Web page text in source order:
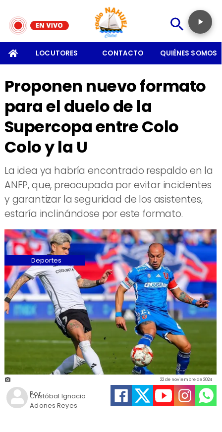
LOCUTORES CONTACTO QUIÉNES SOMOS
Proponen nuevo formato
para el duelo de la
Supercopa entre Colo
Colo y la U
​La idea ya habría encontrado respaldo en la
ANFP, que, preocupada por evitar incidentes
y garantizar la seguridad de los asistentes,
estaría inclinándose por este formato.
Cristóbal Ignacio
Adones Reyes
22 de noviembre de 2024
Deportes
Por